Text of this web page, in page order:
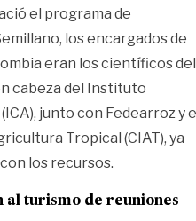
el programa de
los encargados de
eran los científicos del
cabeza del Instituto
junto con Fedearroz y
Tropical (CIAT), ya
los recursos.
al turismo de reuniones